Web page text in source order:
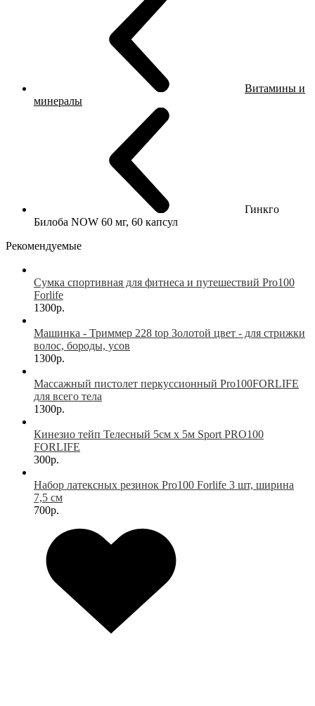
Витамины и
минералы
Гинкго
Билоба NOW 60 мг, 60 капсул
Рекомендуемые
Сумка спортивная для фитнеса и путешествий Pro100
Forlife
1300р.
Машинка - Триммер 228 top Золотой цвет - для стрижки
волос, бороды, усов
1300р.
Массажный пистолет перкуссионный Pro100FORLIFE
для всего тела
1300р.
Кинезио тейп Телесный 5см х 5м Sport PRO100
FORLIFE
300р.
Набор латексных резинок Pro100 Forlife 3 шт, ширина
7,5 см
700р.